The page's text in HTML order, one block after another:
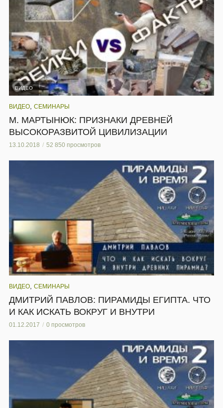
ВИДЕО
ВИДЕО СЕМИНАРЫ
М. МАРТЫНЮК: ПРИЗНАКИ ДРЕВНЕЙ
ВЫСОКОРАЗВИТОЙ ЦИВИЛИЗАЦИИ
13.10.2018 52 850 просмотров
ВИДЕО СЕМИНАРЫ
ДМИТРИЙ ПАВЛОВ: ПИРАМИДЫ ЕГИПТА. ЧТО
И КАК ИСКАТЬ ВОКРУГ И ВНУТРИ
01.12.2017 0 просмотров